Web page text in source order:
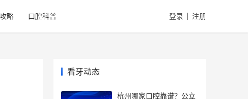
略 口腔科普 登录 注册
看牙动态
杭州哪家口腔靠谱？公立